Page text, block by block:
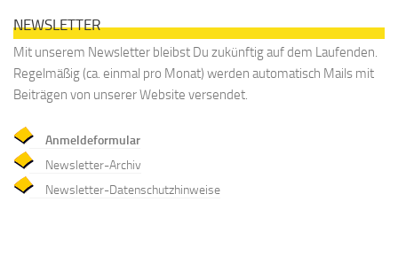
NEWSLETTER
Mit unserem Newsletter bleibst Du zukünftig auf dem Laufenden.
Regelmäßig (ca. einmal pro Monat) werden automatisch Mails mit
Beiträgen von unserer Website versendet.
Anmeldeformular
Newsletter-Archiv
Newsletter-Datenschutzhinweise